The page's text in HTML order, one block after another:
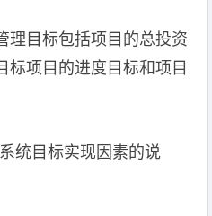
理目标包括项目的总投资
标项目的进度目标和项目
统目标实现因素的说